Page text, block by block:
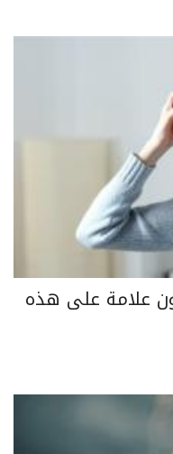
علامة على هذه